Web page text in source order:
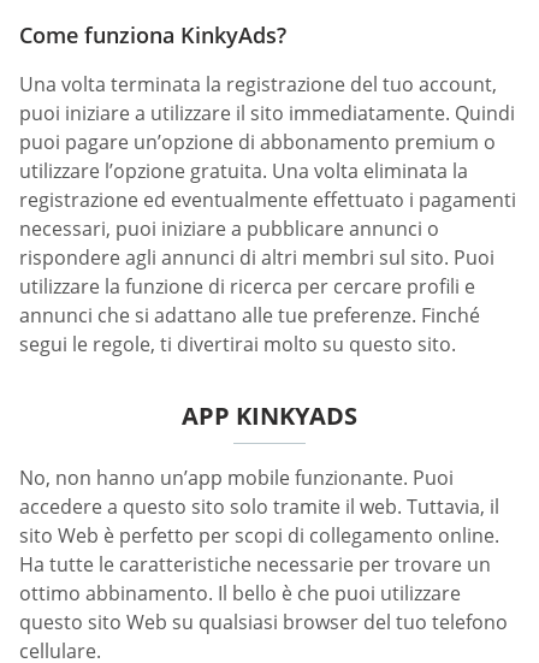
Come funziona KinkyAds?
Una volta terminata la registrazione del tuo account,
puoi iniziare a utilizzare il sito immediatamente. Quindi
puoi pagare un’opzione di abbonamento premium o
utilizzare l’opzione gratuita. Una volta eliminata la
registrazione ed eventualmente effettuato i pagamenti
necessari, puoi iniziare a pubblicare annunci o
rispondere agli annunci di altri membri sul sito. Puoi
utilizzare la funzione di ricerca per cercare profili e
annunci che si adattano alle tue preferenze. Finché
segui le regole, ti divertirai molto su questo sito.
APP KINKYADS
No, non hanno un’app mobile funzionante. Puoi
accedere a questo sito solo tramite il web. Tuttavia, il
sito Web è perfetto per scopi di collegamento online.
Ha tutte le caratteristiche necessarie per trovare un
ottimo abbinamento. Il bello è che puoi utilizzare
questo sito Web su qualsiasi browser del tuo telefono
cellulare.